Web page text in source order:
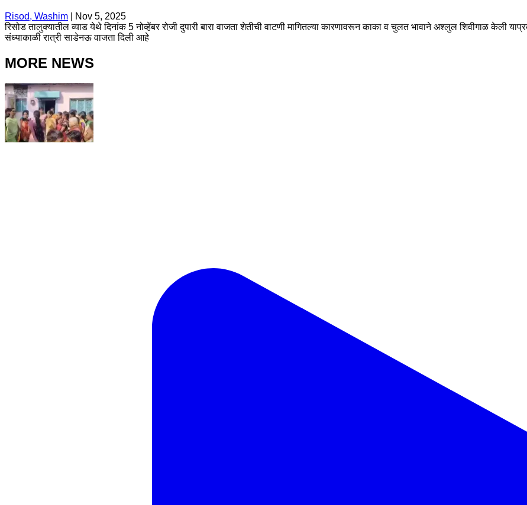
Risod, Washim
Nov 5, 2025
रिसोड तालुक्यातील व्याड येथे दिनांक 5 नोव्हेंबर रोजी दुपारी बारा वाजता शेतीची वाटणी मागितल्या कारणावरून काका व चुलत भावाने अश्लुल शिवीगाळ केली
संध्याकाळी रात्री साडेनऊ वाजता दिली आहे
MORE NEWS